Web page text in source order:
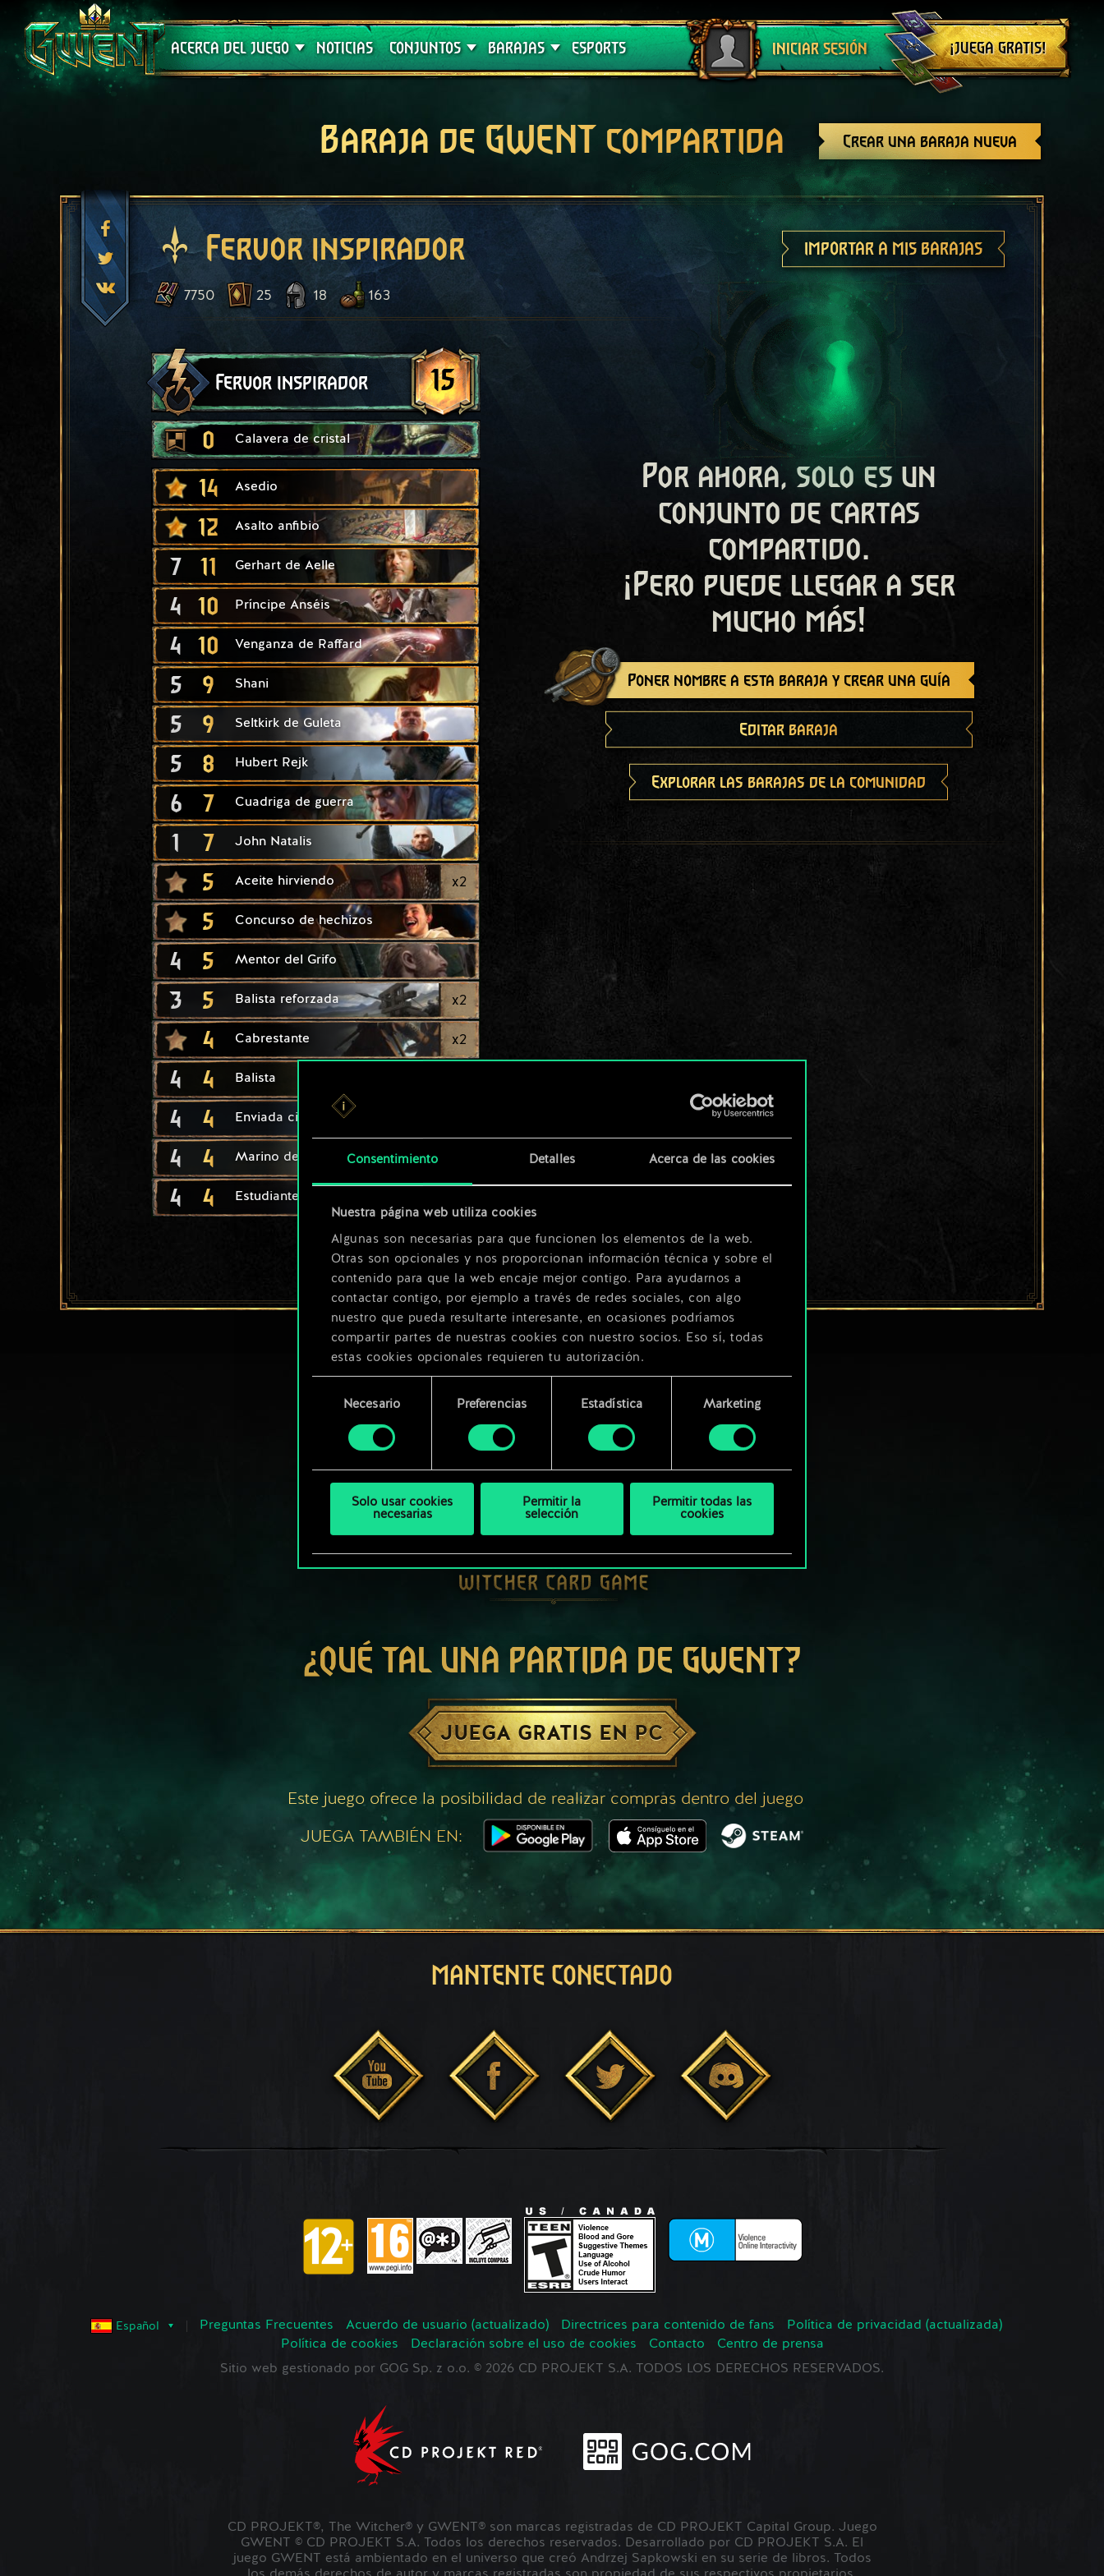
Consentimiento Detalles Acerca de las cookies
Nuestra página web utiliza cookies
Algunas son necesarias para que funcionen los elementos de la web.
Otras son opcionales y nos proporcionan información técnica y sobre el
contenido para que la web encaje mejor contigo. Para ayudarnos a
contactar contigo, por ejemplo a través de redes sociales, con algo
nuestro que pueda resultarte interesante, en ocasiones podríamos
compartir partes de nuestras cookies con nuestro socios. Eso sí, todas
estas cookies opcionales requieren tu autorización.
Encontrarás todos los detalles sobre nuestro uso de las cookies y
más abajo.
consentimiento
Necesario Preferencias Estadística Marketing
Solo usar cookies
necesarias
Permitir la
selección
Permitir todas las
cookies
ACERCA DEL JUEGO
Soporte técnico
NOTICIAS CONJUNTOS
Crimson Curse
BARAJAS
Guías de barajas
ESPORTS INICIAR SESIÓN
Cerrar sesión
¡JUEGA GRATIS!
Crear una baraja nueva
Baraja de GWENT compartida
Fervor inspirador IMPORTAR A MIS BARAJAS
7750 25 18 163
Fervor inspirador 15
0 Calavera de cristal
14 Asedio
12 Asalto anfibio
7 11 Gerhart de Aelle
4 10 Príncipe Anséis
4 10 Venganza de Raffard
5 9 Shani
5 9 Seltkirk de Guleta
5 8 Hubert Rejk
6 7 Cuadriga de guerra
1 7 John Natalis
5 Aceite hirviendo x2
5 Concurso de hechizos
4 5 Mentor del Grifo
3 5 Balista reforzada x2
4 Cabrestante x2
4 4 Balista
4 4 Enviada cintriana
4 4 Marino de Kerack
4 4 Estudiante de Ban Ard
Por ahora, solo es un
conjunto de cartas
compartido.
¡Pero puede llegar a ser
mucho más!
Poner nombre a esta baraja y crear una guía
Editar baraja
Explorar las barajas de la comunidad
¿QUÉ TAL UNA PARTIDA DE GWENT?
JUEGA GRATIS EN PC
Este juego ofrece la posibilidad de realizar compras dentro del juego
JUEGA TAMBIÉN EN:
MANTENTE CONECTADO
Español Preguntas Frecuentes Acuerdo de usuario (actualizado) Directrices para contenido de fans
Política de privacidad (actualizada)
Política de cookies
Declaración sobre el uso de cookies Contacto
Centro de prensa
Sitio web gestionado por GOG Sp. z o.o. © 2026 CD PROJEKT S.A. TODOS LOS DERECHOS RESERVADOS.
CD PROJEKT®, The Witcher® y GWENT® son marcas registradas de CD PROJEKT Capital Group. Juego
GWENT © CD PROJEKT S.A. Todos los derechos reservados. Desarrollado por CD PROJEKT S.A. El
juego GWENT está ambientado en el universo que creó Andrzej Sapkowski en su serie de libros. Todos